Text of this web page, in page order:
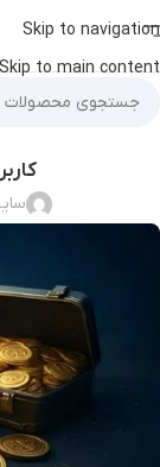
Skip to navigation
Skip to main content